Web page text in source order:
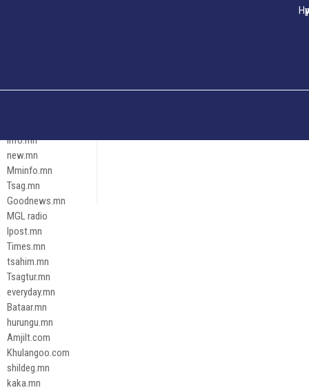
Эрх зүй
info.mn
new.mn
Mminfo.mn
Tsag.mn
Goodnews.mn
MGL radio
Ipost.mn
Times.mn
tsahim.mn
Tsagtur.mn
everyday.mn
Bataar.mn
hurungu.mn
Amjilt.com
Khulangoo.com
shildeg.mn
kaka.mn